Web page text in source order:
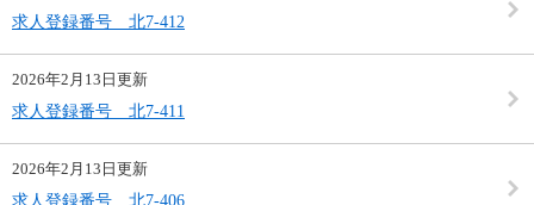
求人登録番号 北7-412
2026年2月13日更新
求人登録番号 北7-411
2026年2月13日更新
求人登録番号 北7-406